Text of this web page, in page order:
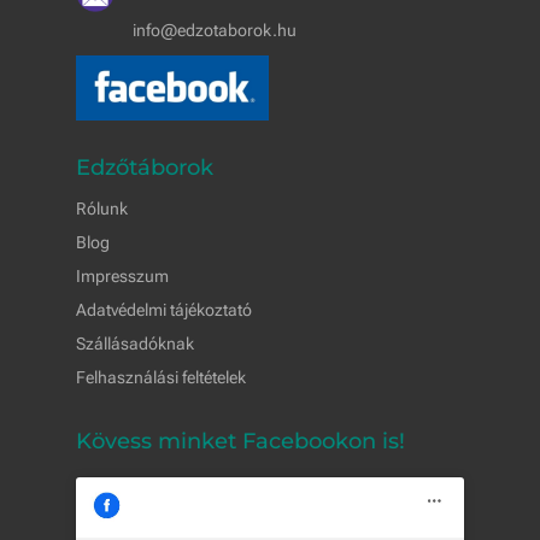
info@edzotaborok.hu
Edzőtáborok
Rólunk
Blog
Impresszum
Adatvédelmi tájékoztató
Szállásadóknak
Felhasználási feltételek
Kövess minket Facebookon is!